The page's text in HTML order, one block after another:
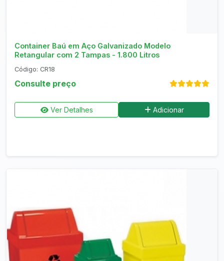
Container Baú em Aço Galvanizado Modelo
Retangular com 2 Tampas - 1.800 Litros
Código: CR18
Consulte preço
Ver Detalhes Adicionar